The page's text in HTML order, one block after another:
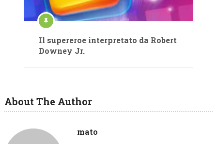
Il supereroe interpretato da Robert
Downey Jr.
About The Author
mato